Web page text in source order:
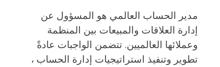
مدير الحساب العالمي هو المسؤول عن
إدارة العلاقات والمبيعات بين المنظمة
وعملائها العالميين. تتضمن الواجبات عادةً
تطوير وتنفيذ استراتيجيات إدارة الحساب ،